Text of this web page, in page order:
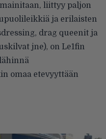
liittyy paljon
ja erilaisten
drag queenit ja
jne), on Le1fin
omaa etevyyttään